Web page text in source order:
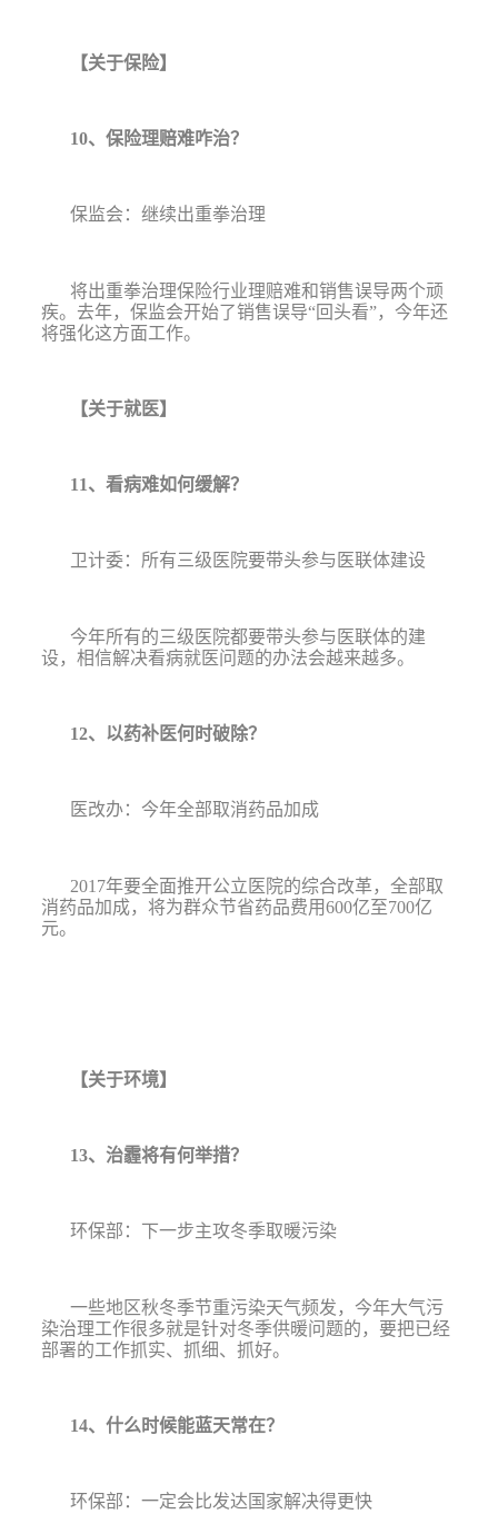
【关于保险】
10、保险理赔难咋治？
保监会：继续出重拳治理
将出重拳治理保险行业理赔难和销售误导两个顽
疾。去年，保监会开始了销售误导“回头看”，今年还
将强化这方面工作。
【关于就医】
11、看病难如何缓解？
卫计委：所有三级医院要带头参与医联体建设
今年所有的三级医院都要带头参与医联体的建
设，相信解决看病就医问题的办法会越来越多。
12、以药补医何时破除？
医改办：今年全部取消药品加成
2017年要全面推开公立医院的综合改革，全部取
消药品加成，将为群众节省药品费用600亿至700亿
元。
【关于环境】
13、治霾将有何举措？
环保部：下一步主攻冬季取暖污染
一些地区秋冬季节重污染天气频发，今年大气污
染治理工作很多就是针对冬季供暖问题的，要把已经
部署的工作抓实、抓细、抓好。
14、什么时候能蓝天常在？
环保部：一定会比发达国家解决得更快